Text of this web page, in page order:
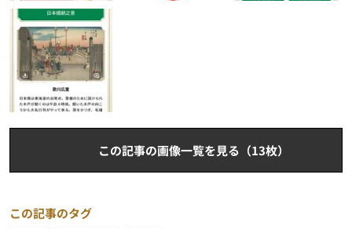
この記事の画像一覧を見る（13枚）
この記事のタグ